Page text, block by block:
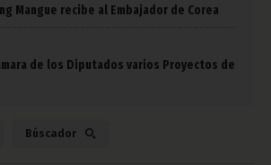
Mangue recibe al Embajador de Corea
de los Diputados varios Proyectos de
Búscador